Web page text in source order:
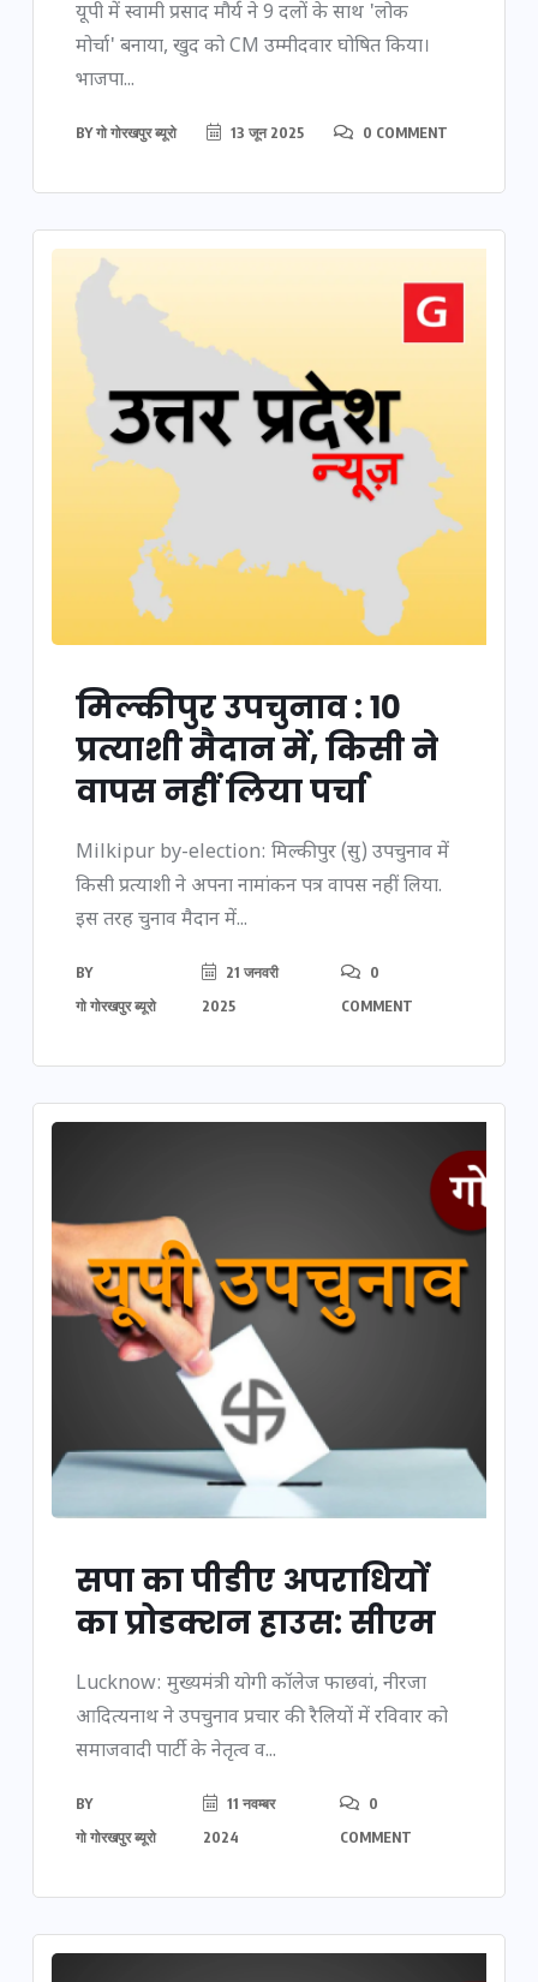
यूपी में स्वामी प्रसाद मौर्य ने 9 दलों के साथ 'लोक
मोर्चा' बनाया, खुद को CM उम्मीदवार घोषित किया।
भाजपा...
BYगो गोरखपुर ब्यूरो 13 जून 2025 0 COMMENT
मिल्कीपुर उपचुनाव : 10
प्रत्याशी मैदान में, किसी ने
वापस नहीं लिया पर्चा
Milkipur by-election: मिल्कीपुर (सु) उपचुनाव में
किसी प्रत्याशी ने अपना नामांकन पत्र वापस नहीं लिया.
इस तरह चुनाव मैदान में...
BY
गो गोरखपुर ब्यूरो
21 जनवरी
2025
0
COMMENT
सपा का पीडीए अपराधियों
का प्रोडक्शन हाउस: सीएम
Lucknow: मुख्यमंत्री योगी कॉलेज फाछवां, नीरजा
आदित्यनाथ ने उपचुनाव प्रचार की रैलियों में रविवार को
समाजवादी पार्टी के नेतृत्व व...
BY
गो गोरखपुर ब्यूरो
11 नवम्बर
2024
0
COMMENT